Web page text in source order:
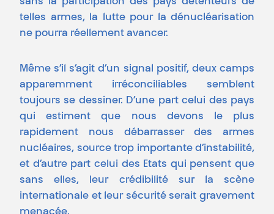
telles armes, la lutte pour la dénucléarisation
ne pourra réellement avancer.
Même s’il s’agit d’un signal positif, deux camps
apparemment irréconciliables semblent
toujours se dessiner. D’une part celui des pays
qui estiment que nous devons le plus
rapidement nous débarrasser des armes
nucléaires, source trop importante d’instabilité,
et d’autre part celui des Etats qui pensent que
sans elles, leur crédibilité sur la scène
internationale et leur sécurité serait gravement